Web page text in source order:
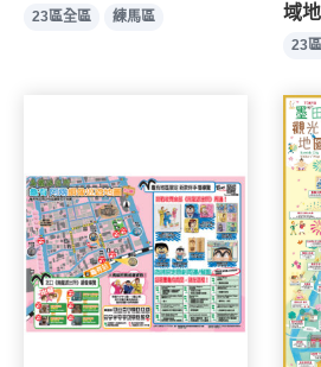
23區全區 練馬區
域
23